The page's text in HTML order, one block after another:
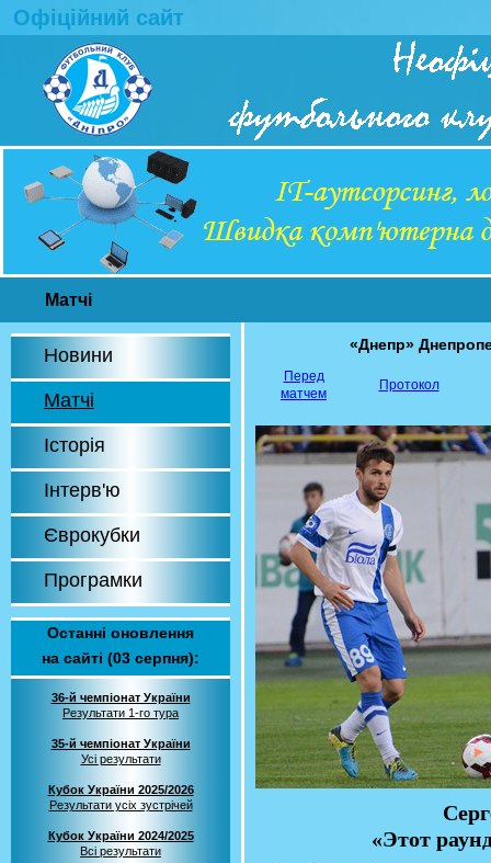
Офіційний сайт
Матчі
Новини
Матчі
Історія
Інтерв'ю
Єврокубки
Програмки
Останні оновлення
на сайті (03 серпня):
36-й чемпіонат України
Результати 1-го тура
35-й чемпіонат України
Усі результати
Кубок України 2025/2026
Результати усіх зустрічей
Кубок України 2024/2025
Всі результати
«Днепр»
Перед
матчем
Протокол
«Этот